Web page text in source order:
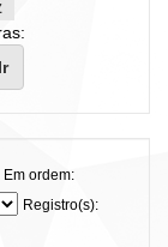
Em ordem:
Registro(s):